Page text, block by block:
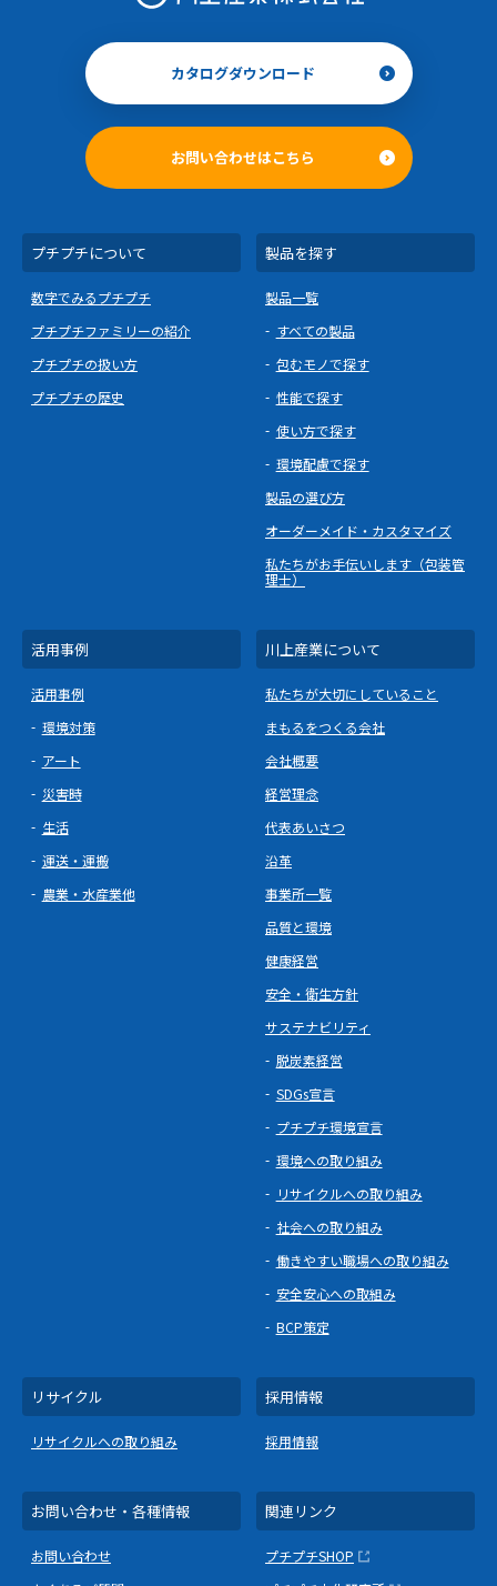
カタログダウンロード
お問い合わせはこちら
プチプチについて
数字でみるプチプチ
プチプチファミリーの紹介
プチプチの扱い方
プチプチの歴史
製品を探す
製品一覧
すべての製品
包むモノで探す
性能で探す
使い方で探す
環境配慮で探す
製品の選び方
オーダーメイド・カスタマイズ
私たちがお手伝いします（包装管
理士）
活用事例
活用事例
環境対策
アート
災害時
生活
運送・運搬
農業・水産業他
川上産業について
私たちが大切にしていること
まもるをつくる会社
会社概要
経営理念
代表あいさつ
沿革
事業所一覧
品質と環境
健康経営
安全・衛生方針
サステナビリティ
脱炭素経営
SDGs宣言
プチプチ環境宣言
環境への取り組み
リサイクルへの取り組み
社会への取り組み
働きやすい職場への取り組み
安全安心への取組み
BCP策定
リサイクル
リサイクルへの取り組み
採用情報
採用情報
お問い合わせ・各種情報
お問い合わせ
関連リンク
プチプチSHOP